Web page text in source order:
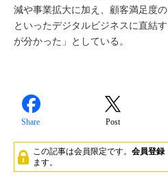
減や事業拡大に加え、顧客満足度
といったデジタルビジネスに直結
が分かった」としている。
Share Post
この記事は会員限定です。 会員登録
ます。